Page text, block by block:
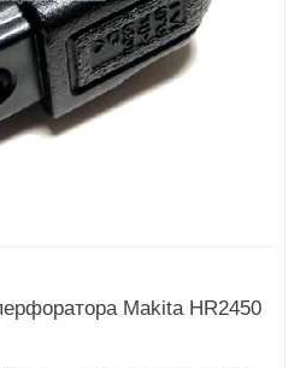
Makita HR2450